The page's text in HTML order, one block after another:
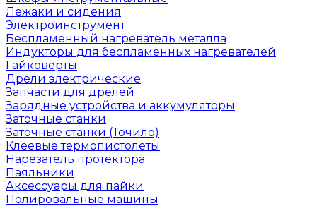
Лежаки и сидения
Электроинструмент
Беспламенный нагреватель металла
Индукторы для беспламенных нагревателей
Гайковерты
Дрели электрические
Запчасти для дрелей
Зарядные устройства и аккумуляторы
Заточные станки
Заточные станки (Точило)
Клеевые термопистолеты
Нарезатель протектора
Паяльники
Аксессуары для пайки
Полировальные машины